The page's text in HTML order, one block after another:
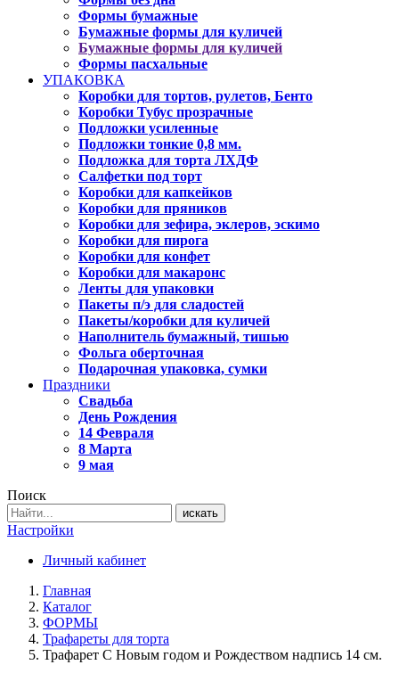
Формы бумажные
Бумажные формы для куличей
Бумажные формы для куличей
Формы пасхальные
УПАКОВКА
Коробки для тортов, рулетов, Бенто
Коробки Тубус прозрачные
Подложки усиленные
Подложки тонкие 0,8 мм.
Подложка для торта ЛХДФ
Салфетки под торт
Коробки для капкейков
Коробки для пряников
Коробки для зефира, эклеров, эскимо
Коробки для пирога
Коробки для конфет
Коробки для макаронс
Ленты для упаковки
Пакеты п/э для сладостей
Пакеты/коробки для куличей
Наполнитель бумажный, тишью
Фольга оберточная
Подарочная упаковка, сумки
Праздники
Свадьба
День Рождения
14 Февраля
8 Марта
9 мая
Поиск
искать
Настройки
Личный кабинет
Главная
Каталог
ФОРМЫ
Трафареты для торта
Трафарет С Новым годом и Рождеством надпись 14 см.